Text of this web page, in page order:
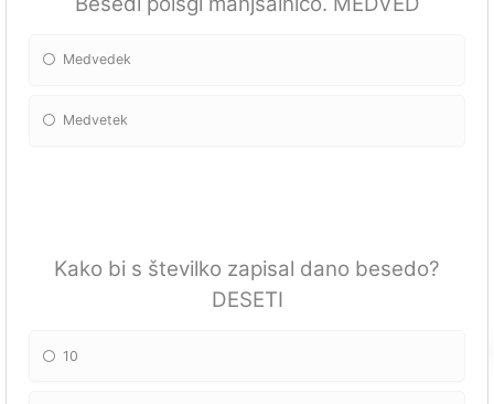
Medvedek
Medvetek
Kako bi s številko zapisal dano besedo?
DESETI
10